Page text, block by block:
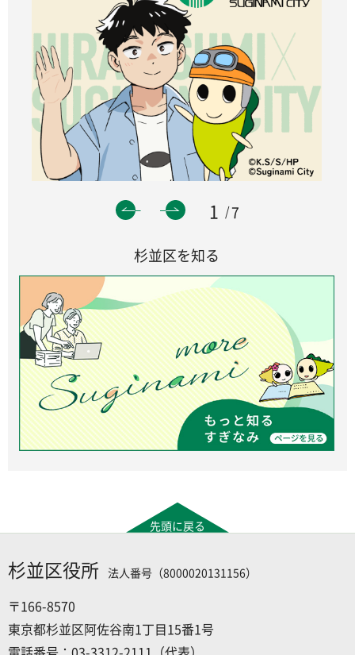
1
7
杉並区を知る
先頭に戻る
杉並区役所 法人番号（8000020131156）
〒166-8570
東京都杉並区阿佐谷南1丁目15番1号